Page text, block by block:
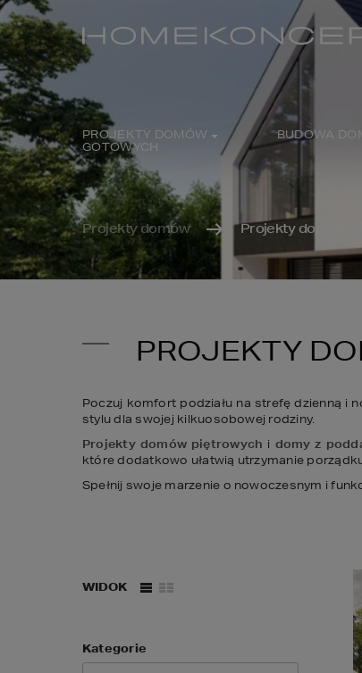
PROJEKTY DOMÓW
GOTOWYCH
BUDOWA
Projekty domów Projekty domów
PROJEKTY
Poczuj komfort podziału na strefę dzienną i
stylu dla swojej kilkuosobowej rodziny.
Projekty domów piętrowych i domy z
które dodatkowo ułatwią utrzymanie
Spełnij swoje marzenie o nowoczesnym i
WIDOK
Kategorie